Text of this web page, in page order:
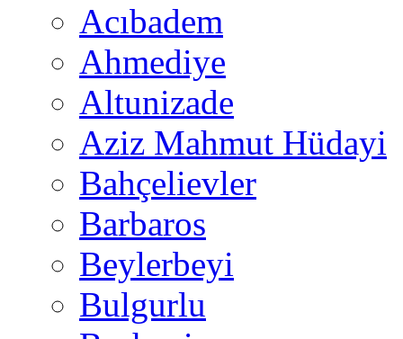
Acıbadem
Ahmediye
Altunizade
Aziz Mahmut Hüdayi
Bahçelievler
Barbaros
Beylerbeyi
Bulgurlu